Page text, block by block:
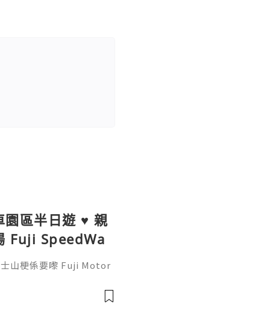
園區半日遊 ♥ 親
Fuji SpeedWa
景餐廳邊觀賞賽
士山梗係要嚟 Fuji Motor
賽車在富士賽道上奔馳好
山腳下的富士賽車園區 F